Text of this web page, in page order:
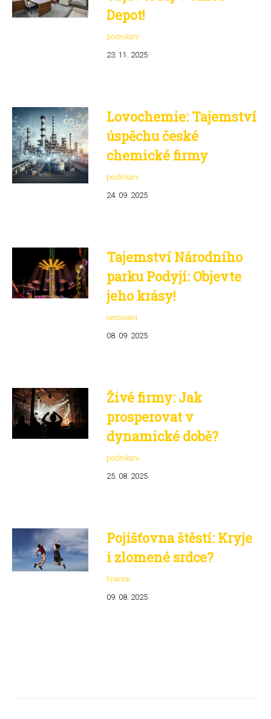
Depot!
podnikání
23. 11. 2025
Lovochemie: Tajemství
úspěchu české
chemické firmy
podnikání
24. 09. 2025
Tajemství Národního
parku Podyjí: Objevte
jeho krásy!
cestování
08. 09. 2025
Živé firmy: Jak
prosperovat v
dynamické době?
podnikání
25. 08. 2025
Pojišťovna štěstí: Kryje
i zlomené srdce?
finance
09. 08. 2025